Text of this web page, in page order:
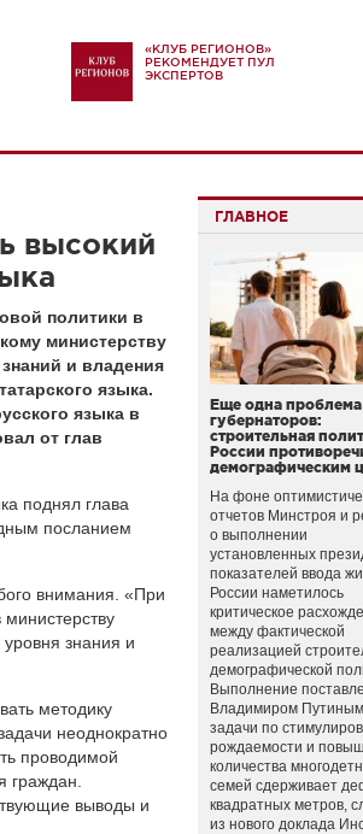
«КЛУБ РЕГИОНОВ»
РЕКОМЕНДУЕТ ПУЛ
ЭКСПЕРТОВ
высокий
политики в
министерству
и владения
языка.
языка в
от глав
поднял глава
посланием
внимания. «При
знания и
методику
неоднократно
проводимой
граждан.
выводы и
ГЛАВНОЕ
Еще одна проблема
губернаторов:
строительная
России
демографическим
На фоне
отчетов Минстроя и
о выполнении
установленных
показателей ввода
России наметилось
критическое
между фактической
реализацией
демографической
Выполнение
Владимиром Путиным
задачи по
рождаемости и
количества
семей сдерживает
квадратных метров,
из нового доклада